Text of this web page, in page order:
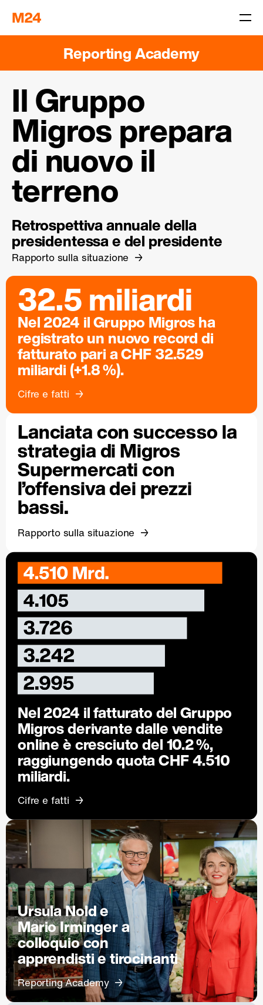
Reporting Academy
Il Gruppo
Migros prepara
di nuovo il
terreno
Retrospettiva annuale della
presidentessa e del presidente
Rapporto sulla situazione
32.5 miliardi
Nel 2024 il Gruppo Migros ha
registrato un nuovo record di
fatturato pari a CHF 32.529
miliardi (+1.8 %).
Cifre e fatti
Lanciata con successo la
strategia di Migros
Supermercati con
l’offensiva dei prezzi
bassi.
Rapporto sulla situazione
Nel 2024 il fatturato del Gruppo
Migros derivante dalle vendite
online è cresciuto del10.2 %,
raggiungendo quota CHF 4.510
miliardi.
Cifre e fatti
Ursula Nold e
Mario Irminger a
colloquio con
apprendisti e tirocinanti
Reporting Academy